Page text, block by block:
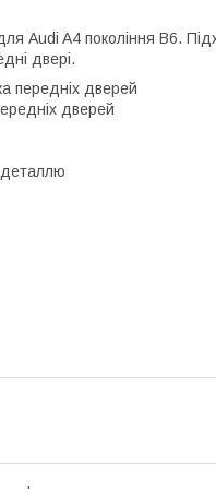
Audi A4 покоління B6.
двері.
передніх дверей
дверей
деталлю